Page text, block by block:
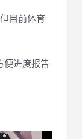
目前体育
便进度报告